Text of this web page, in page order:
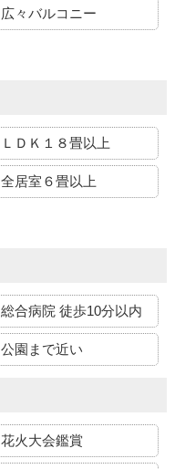
広々バルコニー
ＬＤＫ１８畳以上
全居室６畳以上
総合病院 徒歩10分以内
公園まで近い
花火大会鑑賞